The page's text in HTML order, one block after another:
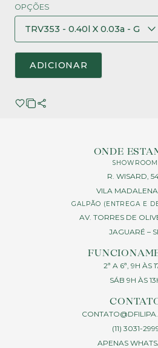
OPÇÕES
ADICIONAR
ONDE
R. WISARD,
VILA MADALENA
GALPÃO (ENTREGA E
AV. TORRES DE
JAGUARÉ –
2ª A 6ª, 9H ÀS
SÁB 9H ÀS
(11) 3031-
APENAS